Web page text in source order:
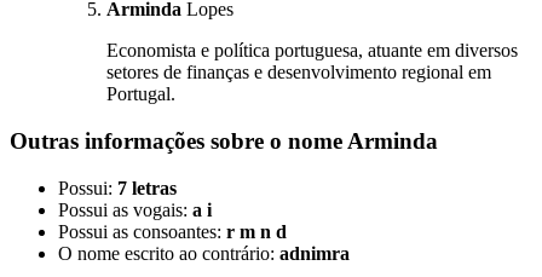
Arminda Lopes
Economista e política portuguesa, atuante em diversos
setores de finanças e desenvolvimento regional em
Portugal.
Outras informações sobre o nome Arminda
Possui: 7 letras
Possui as vogais: a i
Possui as consoantes: r m n d
O nome escrito ao contrário: adnimra